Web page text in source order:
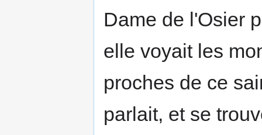
Dame de l'Osier
elle voyait les
proches de ce
parlait, et se